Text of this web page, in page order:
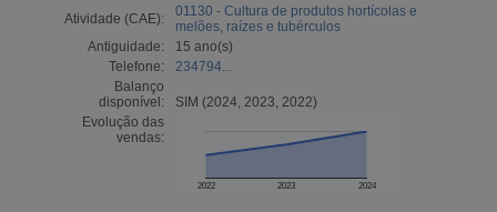
Atividade (CAE):
01130 - Cultura de produtos hortícolas e
melões, raízes e tubérculos
Antiguidade:
15 ano(s)
Telefone:
234794...
Balanço
disponível:
SIM (2024, 2023, 2022)
Evolução das
vendas:
2022 2023 2024